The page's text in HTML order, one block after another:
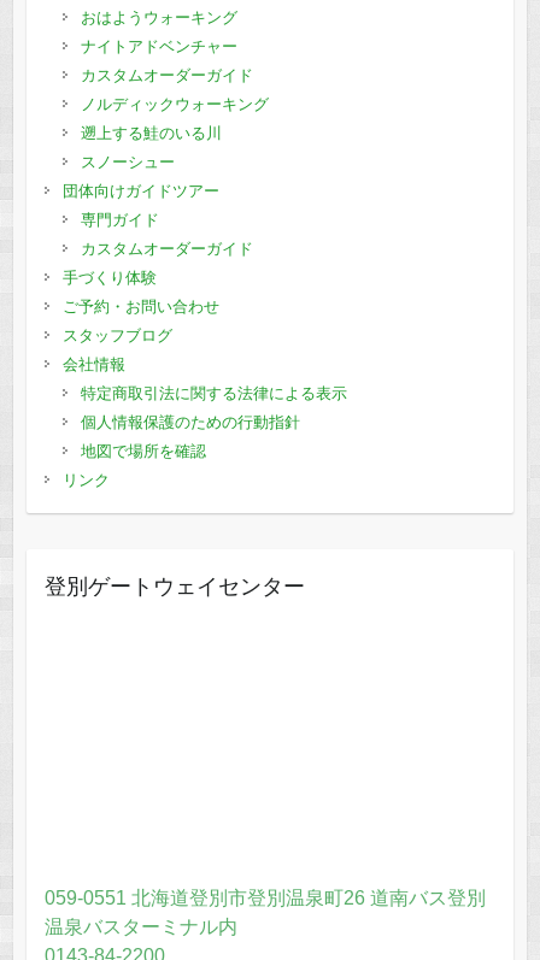
おはようウォーキング
ナイトアドベンチャー
カスタムオーダーガイド
ノルディックウォーキング
遡上する鮭のいる川
スノーシュー
団体向けガイドツアー
専門ガイド
カスタムオーダーガイド
手づくり体験
ご予約・お問い合わせ
スタッフブログ
会社情報
特定商取引法に関する法律による表示
個人情報保護のための行動指針
地図で場所を確認
リンク
登別ゲートウェイセンター
059-0551 北海道登別市登別温泉町26 道南バス登別
温泉バスターミナル内